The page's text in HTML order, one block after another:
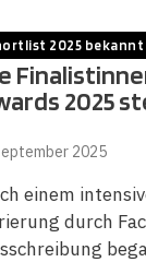
2025 bekannt
2025
2025
einem
durch